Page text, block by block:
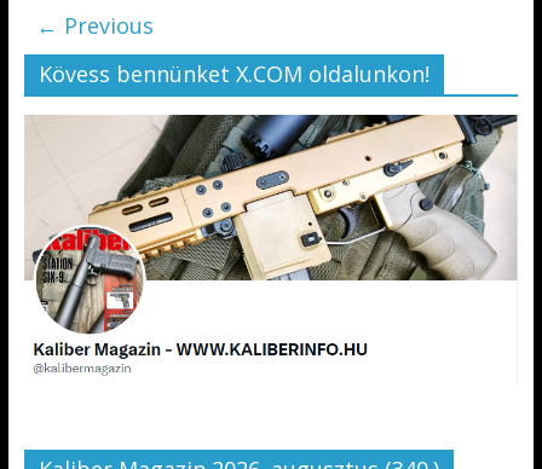
← Previous
Kövess bennünket X.COM oldalunkon!